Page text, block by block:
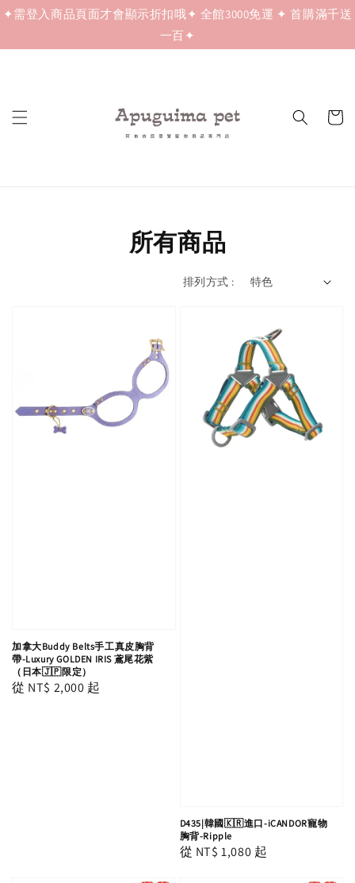
✦需登入商品頁面才會顯示折扣哦✦ 全館3000免運 ✦ 首購滿千送
一百✦
所有商品
排列方式 :
加拿大Buddy Belts手工真皮胸背
帶-Luxury GOLDEN IRIS 鳶尾花紫
（日本🇯🇵限定）
Regular
從 NT$ 2,000 起
D435|韓國🇰🇷進口-iCANDOR寵物
胸背-Ripple
Regular
從 NT$ 1,080 起